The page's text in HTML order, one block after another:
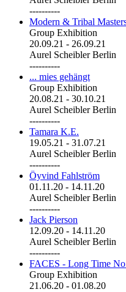
----------
Modern & Tribal
Group Exhibition
20.09.21 - 26.09.21
Aurel Scheibler Berlin
----------
... mies gehängt
Group Exhibition
20.08.21 - 30.10.21
Aurel Scheibler Berlin
----------
Tamara K.E.
19.05.21 - 31.07.21
Aurel Scheibler Berlin
----------
Öyvind Fahlström
01.11.20 - 14.11.20
Aurel Scheibler Berlin
----------
Jack Pierson
12.09.20 - 14.11.20
Aurel Scheibler Berlin
----------
FACES - Long Time No
Group Exhibition
21.06.20 - 01.08.20